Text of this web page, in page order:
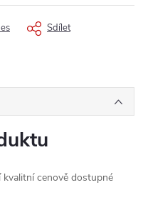
Sdílet
cenově dostupné